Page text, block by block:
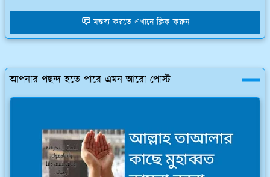
মন্তব্য করতে এখানে ক্লিক করুন
আপনার পছন্দ হতে পারে এমন আরো পোস্ট